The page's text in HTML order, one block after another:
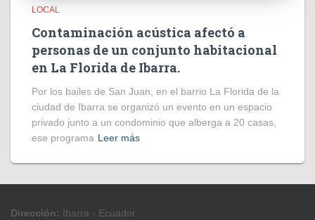
LOCAL
Contaminación acústica afectó a
personas de un conjunto habitacional
en La Florida de Ibarra.
Por los bailes de San Juan, en el barrio La Florida de la
ciudad de Ibarra se organizó un evento en un espacio
privado junto a un condominio que alberga a 20 casas,
ese programa Leer más
Dirección: Ibarra - Ecuador